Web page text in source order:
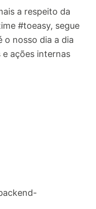
a respeito da
#toeasy, segue
o nosso dia a dia
e ações internas